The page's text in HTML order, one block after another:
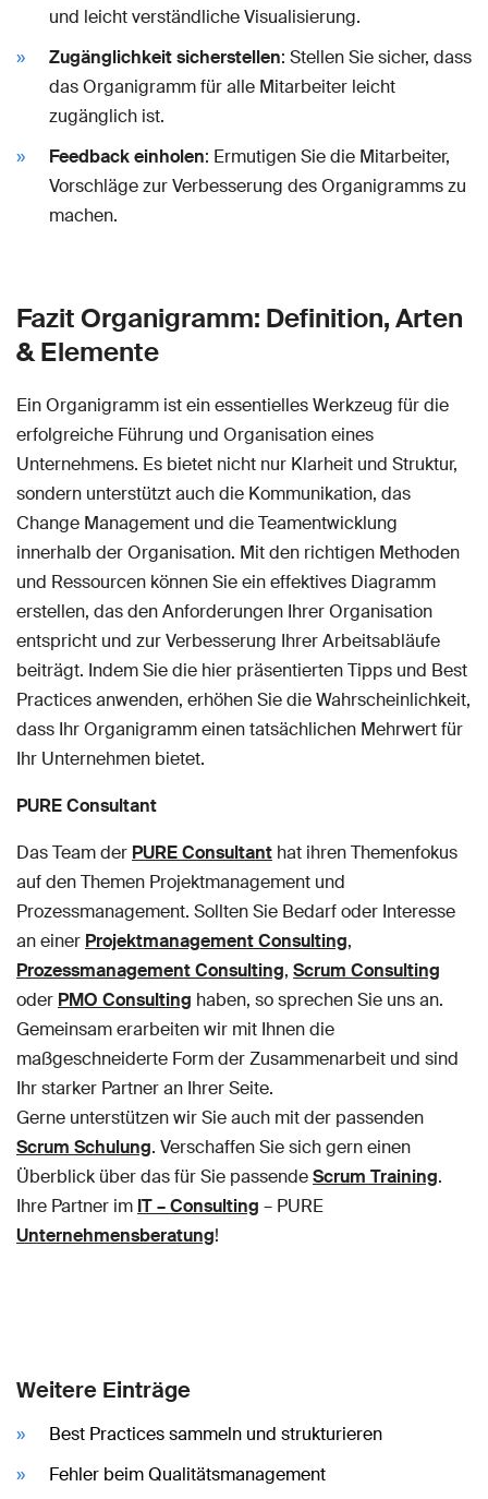
und leicht verständliche Visualisierung.
Zugänglichkeit sicherstellen: Stellen Sie sicher, dass
das Organigramm für alle Mitarbeiter leicht
zugänglich ist.
Feedback einholen: Ermutigen Sie die Mitarbeiter,
Vorschläge zur Verbesserung des Organigramms zu
machen.
Fazit Organigramm: Definition, Arten
& Elemente
Ein Organigramm ist ein essentielles Werkzeug für die
erfolgreiche Führung und Organisation eines
Unternehmens. Es bietet nicht nur Klarheit und Struktur,
sondern unterstützt auch die Kommunikation, das
Change Management und die Teamentwicklung
innerhalb der Organisation. Mit den richtigen Methoden
und Ressourcen können Sie ein effektives Diagramm
erstellen, das den Anforderungen Ihrer Organisation
entspricht und zur Verbesserung Ihrer Arbeitsabläufe
beiträgt. Indem Sie die hier präsentierten Tipps und Best
Practices anwenden, erhöhen Sie die Wahrscheinlichkeit,
dass Ihr Organigramm einen tatsächlichen Mehrwert für
Ihr Unternehmen bietet.
PURE Consultant
Das Team der PURE Consultant hat ihren Themenfokus
auf den Themen Projektmanagement und
Prozessmanagement. Sollten Sie Bedarf oder Interesse
an einer Projektmanagement Consulting,
Prozessmanagement Consulting, Scrum Consulting
oder PMO Consulting haben, so sprechen Sie uns an.
Gemeinsam erarbeiten wir mit Ihnen die
maßgeschneiderte Form der Zusammenarbeit und sind
Ihr starker Partner an Ihrer Seite.
Gerne unterstützen wir Sie auch mit der passenden
Scrum Schulung. Verschaffen Sie sich gern einen
Überblick über das für Sie passendeScrum Training.
Ihre Partner im IT – Consulting – PURE
Unternehmensberatung!
Weitere Einträge
Best Practices sammeln und strukturieren
Fehler beim Qualitätsmanagement